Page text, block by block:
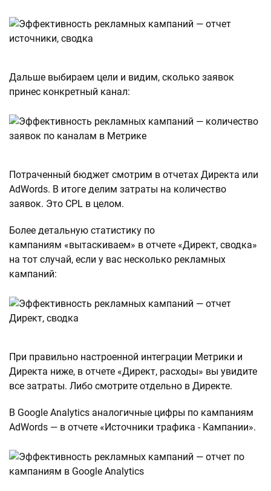
Дальше выбираем цели и видим, сколько заявок
принес конкретный канал:
Потраченный бюджет смотрим в отчетах Директа или
AdWords. В итоге делим затраты на количество
заявок. Это CPL в целом.
Более детальную статистику по
кампаниям «вытаскиваем» в отчете «Директ, сводка»
на тот случай, если у вас несколько рекламных
кампаний:
При правильно настроенной интеграции Метрики и
Директа ниже, в отчете «Директ, расходы» вы увидите
все затраты. Либо смотрите отдельно в Директе.
В Google Analytics аналогичные цифры по кампаниям
AdWords — в отчете «Источники трафика - Кампании».